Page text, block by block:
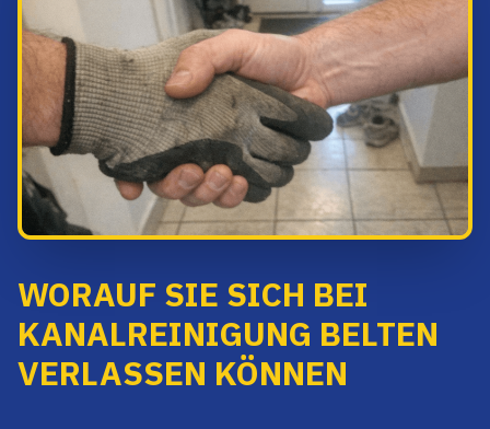
WORAUF SIE SICH BEI
KANALREINIGUNG BELTEN
VERLASSEN KÖNNEN